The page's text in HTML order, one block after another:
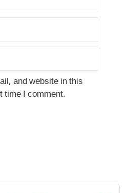
and website in this
time I comment.